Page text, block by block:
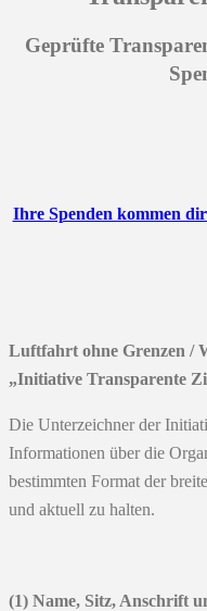
Geprüfte
Ihre Spenden kommen
Luftfahrt ohne Grenzen /
„Initiative Transparente
Die Unterzeichner der
Informationen über die
bestimmten Format der
und aktuell zu halten.
(1) Name, Sitz, Anschrift